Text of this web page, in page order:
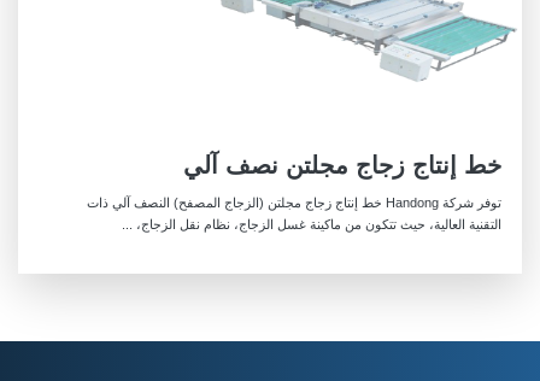
خط إنتاج زجاج مجلتن نصف آلي
توفر شركة Handong خط إنتاج زجاج مجلتن (الزجاج المصفح) النصف آلي ذات
التقنية العالية، حيث تتكون من ماكينة غسل الزجاج، نظام نقل الزجاج، ...